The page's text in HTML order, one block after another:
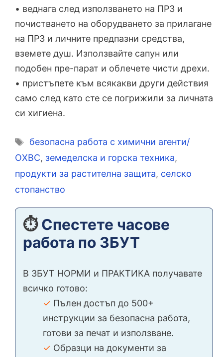
• веднага след използването на ПРЗ и
почистването на оборудването за прилагане
на ПРЗ и личните предпазни средства,
вземете душ. Използвайте сапун или
подобен пре-парат и облечете чисти дрехи.
• пристъпете към всякакви други действия
само след като сте се погрижили за личната
си хигиена.
Етикети
безопасна работа с химични агенти/
ОХВС, земеделска и горска техника,
продукти за растителна защита, селско
стопанство
⏱️Спестете часове
работа по ЗБУТ
В ЗБУТ НОРМИ и ПРАКТИКА получавате
всичко готово:
✓ Пълен достъп до 500+
инструкции за безопасна работа,
готови за печат и използване.
✓ Образци на документи за